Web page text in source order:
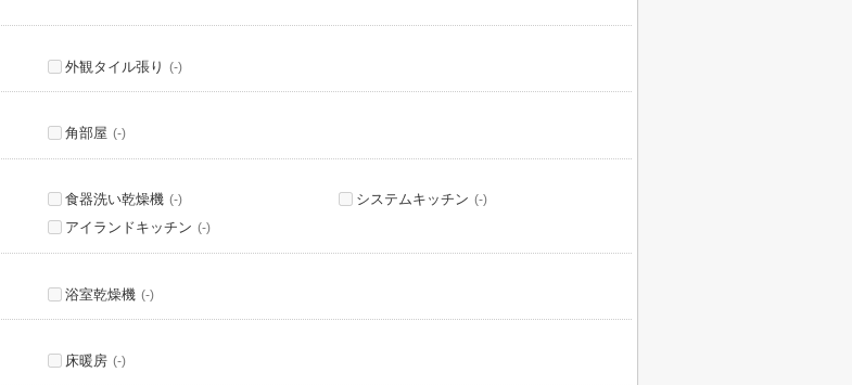
外観タイル張り (-)
角部屋 (-)
食器洗い乾燥機 (-) システムキッチン (-)
アイランドキッチン (-)
浴室乾燥機 (-)
床暖房 (-)